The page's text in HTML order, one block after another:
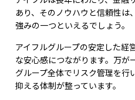
あり、そのノウハウと信頼性は
強みの一つといえるでしょう。
アイフルグループの安定した経
な安心感につながります。万が
グループ全体でリスク管理を行
抑える体制が整っています。